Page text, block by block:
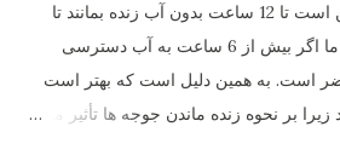
جوجه های یکروزه ممکن است تا 12 ساعت بدون آب زنده بمانند تا
اینکه تسلیم مرگ شوند. اما اگر بیش از 6 ساعت به آب دسترسی
مضر است. به همین دلیل است که بهتر است
بر نحوه زنده ماندن جوجه ها تأثیر می